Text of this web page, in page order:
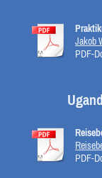
Jakob
PDF-
PDF-